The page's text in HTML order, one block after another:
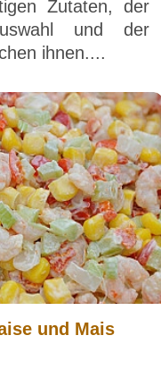
Zutaten, der
und der
ihnen....
und Mais